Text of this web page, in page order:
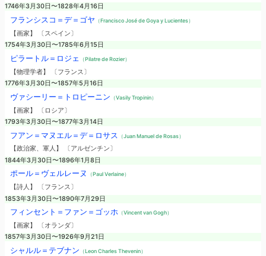
1746年3月30日〜1828年4月16日
フランシスコ＝デ＝ゴヤ （Francisco José de Goya y Lucientes）
【画家】 〔スペイン〕
1754年3月30日〜1785年6月15日
ピラートル＝ロジェ （Pilatre de Rozier）
【物理学者】 〔フランス〕
1776年3月30日〜1857年5月16日
ヴァシーリー＝トロピーニン （Vasily Tropinin）
【画家】 〔ロシア〕
1793年3月30日〜1877年3月14日
フアン＝マヌエル＝デ＝ロサス （Juan Manuel de Rosas）
【政治家、軍人】 〔アルゼンチン〕
1844年3月30日〜1896年1月8日
ポール＝ヴェルレーヌ （Paul Verlaine）
【詩人】 〔フランス〕
1853年3月30日〜1890年7月29日
フィンセント＝ファン＝ゴッホ （Vincent van Gogh）
【画家】 〔オランダ〕
1857年3月30日〜1926年9月21日
シャルル＝テブナン （Leon Charles Thevenin）